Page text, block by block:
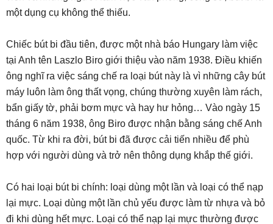
một dụng cụ không thể thiếu.
Chiếc bút bi đầu tiên, được một nhà báo Hungary làm việc
tại Anh tên Laszlo Biro giới thiệu vào năm 1938. Điều khiến
ông nghĩ ra việc sáng chế ra loại bút này là vì những cây bút
máy luôn làm ông thất vọng, chúng thường xuyên làm rách,
bẩn giấy tờ, phải bơm mực và hay hư hỏng… Vào ngày 15
tháng 6 năm 1938, ông Biro được nhận bằng sáng chế Anh
quốc. Từ khi ra đời, bút bi đã được cải tiến nhiều để phù
hợp với người dùng và trở nên thông dụng khắp thế giới.
Có hai loại bút bi chính: loại dùng một lần và loại có thể nạp
lại mực. Loại dùng một lần chủ yếu được làm từ nhựa và bỏ
đi khi dùng hết mực. Loại có thể nạp lại mực thường được